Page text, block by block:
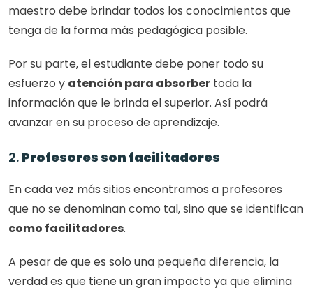
maestro debe brindar todos los conocimientos que
tenga de la forma más pedagógica posible.
Por su parte, el estudiante debe poner todo su
esfuerzo y atención para absorber toda la
información que le brinda el superior. Así podrá
avanzar en su proceso de aprendizaje.
2. Profesores son facilitadores
En cada vez más sitios encontramos a profesores
como facilitadores.
A pesar de que es solo una pequeña diferencia, la
verdad es que tiene un gran impacto ya que elimina